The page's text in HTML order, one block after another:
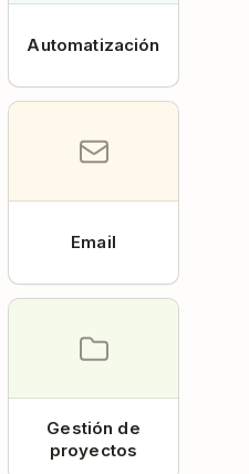
Automatización
Email
Gestión de
proyectos